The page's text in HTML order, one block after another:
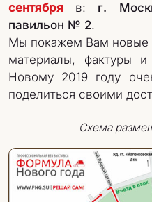
сентября в: г.
павильон № 2.
Мы покажем Вам новые
материалы, фактуры
Новому 2019 году
поделиться своими
Схема